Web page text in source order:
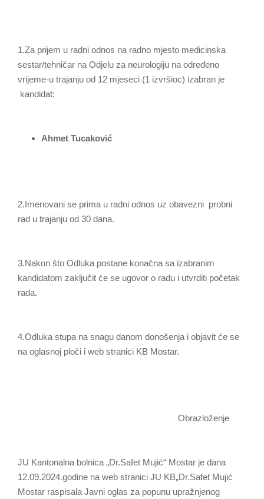
1.Za prijem u radni odnos na radno mjesto medicinska
sestar/tehničar na Odjelu za neurologiju na određeno
vrijeme-u trajanju od 12 mjeseci (1 izvršioc) izabran je
kandidat:
Ahmet Tucaković
2.Imenovani se prima u radni odnos uz obavezni probni
rad u trajanju od 30 dana.
3.Nakon što Odluka postane konačna sa izabranim
kandidatom zaključit će se ugovor o radu i utvrditi početak
rada.
4.Odluka stupa na snagu danom donošenja i objavit će se
na oglasnoj ploči i web stranici KB Mostar.
Obrazloženje
JU Kantonalna bolnica „Dr.Safet Mujić“ Mostar je dana
12.09.2024.godine na web stranici JU KB„Dr.Safet Mujić
Mostar raspisala Javni oglas za popunu upražnjenog